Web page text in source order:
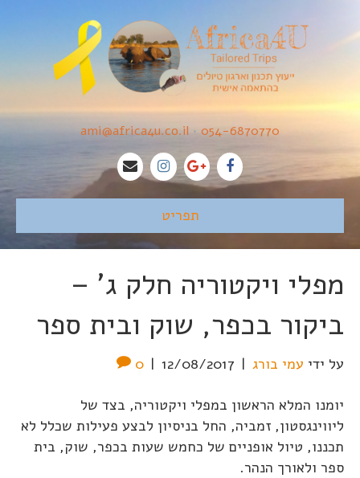
054-6870770
•
ami@africa4u.co.il
תפריט
מפלי ויקטוריה חלק ג' –
ביקור בכפר, שוק ובית ספר
על ידי עמי בורג |
12/08/2017
|
0
יומנו המלא הראשון במפלי ויקטוריה, בצד של
ליווינגסטון, זמביה, החל בניסיון לבצע פעילות שכלל לא
תכננו, טיול אופניים של כחמש שעות בכפר, שוק, בית
ספר ולאורך הנהר.